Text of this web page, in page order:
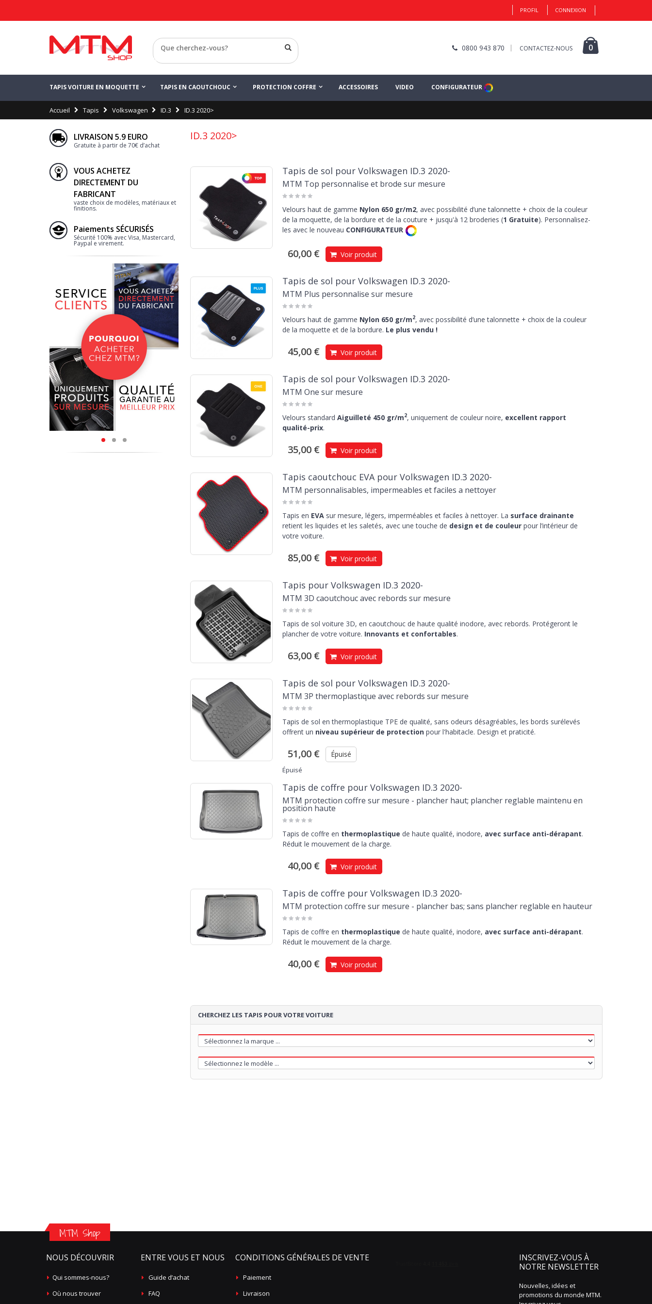
PROFIL CONNEXION
0800 943 870 CONTACTEZ-NOUS 0
Retour
TAPIS VOITURE EN MOQUETTE TAPIS EN CAOUTCHOUC PROTECTION COFFRE ACCESSOIRES VIDEO CONFIGURATEUR
Accueil Tapis Volkswagen ID.3 ID.3 2020>
ID.3 2020>
Tapis de sol pour Volkswagen ID.3 2020-
MTM Top personnalise et brode sur mesure
Velours haut de gamme Nylon 650 gr/m2, avec possibilité d’une talonnette + choix de la couleur
de la moquette, de la bordure et de la couture + jusqu'à 12 broderies (1 Gratuite). Personnalisez-
les avec le nouveau CONFIGURATEUR
60,00 € Voir produit
Tapis de sol pour Volkswagen ID.3 2020-
MTM Plus personnalise sur mesure
Velours haut de gamme Nylon 650 gr/m2, avec possibilité d’une talonnette + choix de la couleur
de la moquette et de la bordure. Le plus vendu !
45,00 € Voir produit
Tapis de sol pour Volkswagen ID.3 2020-
MTM One sur mesure
Velours standard Aiguilleté 450 gr/m2, uniquement de couleur noire, excellent rapport
qualité-prix.
35,00 € Voir produit
Tapis caoutchouc EVA pour Volkswagen ID.3 2020-
MTM personnalisables, impermeables et faciles a nettoyer
Tapis en EVAsur mesure, légers, imperméables et faciles à nettoyer. La surface drainante
retient les liquides et les saletés, avec une touche de design et de couleurpour l’intérieur de
votre voiture.
85,00 € Voir produit
Tapis pour Volkswagen ID.3 2020-
MTM 3D caoutchouc avec rebords sur mesure
Tapis de sol voiture 3D, en caoutchouc de haute qualité inodore, avec rebords. Protégeront le
plancher de votre voiture. Innovants et confortables.
63,00 € Voir produit
Tapis de sol pour Volkswagen ID.3 2020-
MTM 3P thermoplastique avec rebords sur mesure
Tapis de sol en thermoplastique TPE de qualité, sans odeurs désagréables, les bords surélevés
offrent un niveau supérieur de protectionpour l'habitacle. Design et praticité.
51,00 € Épuisé
Épuisé
Tapis de coffre pour Volkswagen ID.3 2020-
MTM protection coffre sur mesure - plancher haut; plancher reglable maintenu en
position haute
Tapis de coffre en thermoplastique de haute qualité, inodore, avec surface anti-dérapant.
Réduit le mouvement de la charge.
40,00 € Voir produit
Tapis de coffre pour Volkswagen ID.3 2020-
MTM protection coffre sur mesure - plancher bas; sans plancher reglable en hauteur
Tapis de coffre en thermoplastique de haute qualité, inodore, avec surface anti-dérapant.
Réduit le mouvement de la charge.
40,00 € Voir produit
CHERCHEZ LES TAPIS POUR VOTRE VOITURE
LIVRAISON 5.9 EURO
Gratuite à partir de 70€ d’achat
VOUS ACHETEZ
DIRECTEMENT DU
FABRICANT
vaste choix de modèles, matériaux et
finitions.
Paiements SÉCURISÉS
Sécurité 100% avec Visa, Mastercard,
Paypal e virement.
MTM Shop
NOUS DÉCOUVRIR
Qui sommes-nous?
Où nous trouver
ENTRE VOUS ET NOUS
Guide d’achat
FAQ
CONDITIONS GÉNÉRALES DE VENTE
Paiement
Livraison
INSCRIVEZ-VOUS À
NOTRE NEWSLETTER
Nouvelles, idées et
promotions du monde MTM.